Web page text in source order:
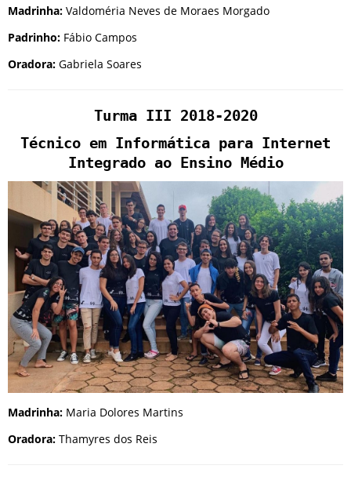
Madrinha: Valdoméria Neves de Moraes Morgado
Padrinho: Fábio Campos
Oradora: Gabriela Soares
Turma III 2018-2020
Técnico em Informática para Internet
Integrado ao Ensino Médio
Madrinha: Maria Dolores Martins
Oradora: Thamyres dos Reis